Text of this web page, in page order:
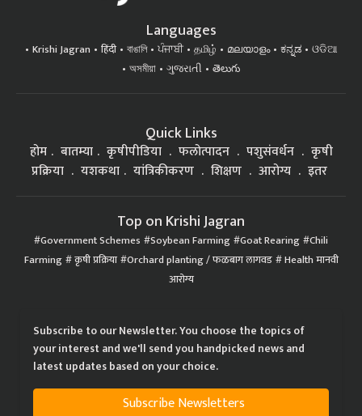
Languages
Krishi Jagran हिंदी বাঙালি ਪੰਜਾਬੀ தமிழ் മലയാളം ಕನ್ನಡ
ଓଡିଆ
অসমীয়া
ગુજરાતી తెలుగు
Quick Links
होम बातम्या कृषीपीडिया फलोत्पादन पशुसंवर्धन
कृषी
प्रक्रिया
यशकथा यांत्रिकीकरण शिक्षण आरोग्य इतर
Top on Krishi Jagran
Government Schemes Soybean Farming Goat Rearing Chili
Farming कृषी प्रक्रिया Orchard planting / फळबाग लागवड Health मानवी
आरोग्य
Subscribe to our Newsletter. You choose the topics of
your interest and we'll send you handpicked news and
latest updates based on your choice.
Subscribe Newsletters